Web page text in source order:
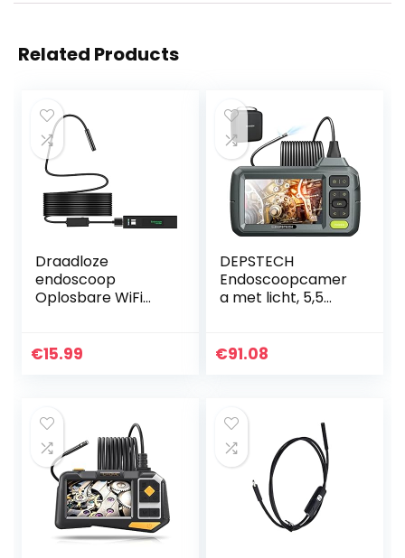
Related Products
Draadloze
endoscoop
Oplosbare WiFi
Camera met 8 led
€15.99
DEPSTECH
Endoscoopcamer
a met licht, 5,5
1080p opname 4,3
€91.08